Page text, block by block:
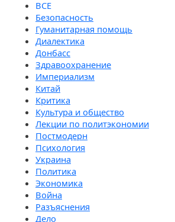
Безопасность
Гуманитарная помощь
Диалектика
Донбасс
Здравоохранение
Империализм
Китай
Критика
Культура и общество
Лекции по политэкономии
Постмодерн
Психология
Украина
Политика
Экономика
Война
Разъяснения
Дело